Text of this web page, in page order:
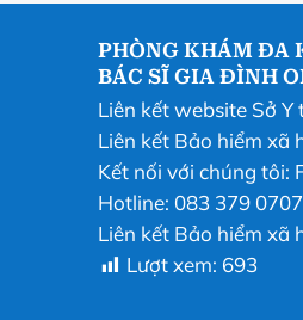
PHÒNG KHÁM ĐA
BÁC SĨ GIA ĐÌNH
Liên kết website Sở Y
Liên kết Bảo hiểm xã
Kết nối với chúng tôi:
Hotline: 083 379 0707
Liên kết Bảo hiểm xã
Lượt xem: 693